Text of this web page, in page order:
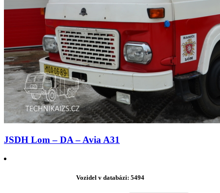
JSDH Lom – DA – Avia A31
Vozidel v databázi: 5494